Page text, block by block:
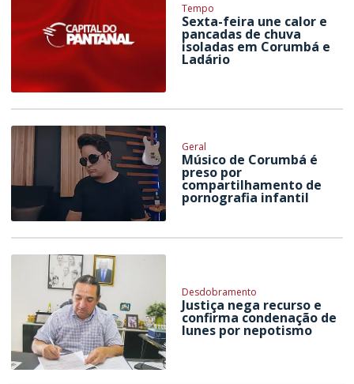
Tempo
Sexta-feira une calor e
pancadas de chuva
isoladas em Corumbá e
Ladário
Geral
Músico de Corumbá é
preso por
compartilhamento de
pornografia infantil
Desdobramento
Justiça nega recurso e
confirma condenação de
Iunes por nepotismo